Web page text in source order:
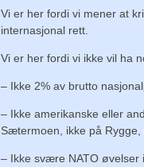
Vi er her fordi vi mener at
internasjonal rett.
Vi er her fordi vi ikke vil ha
– Ikke 2% av brutto
– Ikke amerikanske eller
Sætermoen, ikke på Rygge,
– Ikke svære NATO øvelser